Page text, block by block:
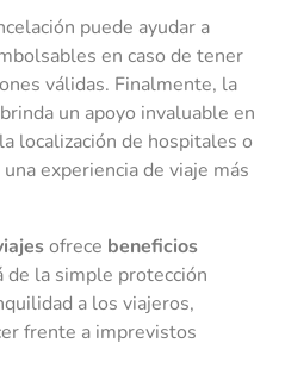
puede ayudar a
en caso de tener
válidas. Finalmente, la
brinda un apoyo invaluable en
localización de hospitales o
experiencia de viaje más
ofrece beneficios
de la simple protección
a los viajeros,
frente a imprevistos